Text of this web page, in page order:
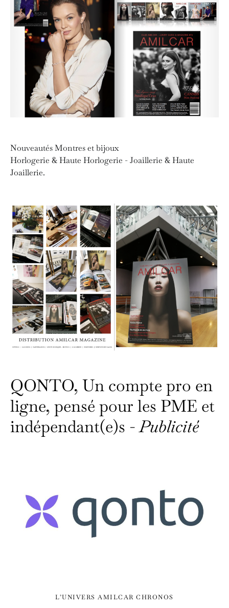
Nouveautés Montres et bijoux
Horlogerie & Haute Horlogerie - Joaillerie & Haute
Joaillerie.
QONTO, Un compte pro en
ligne, pensé pour les PME et
indépendant(e)s -Publicité
L’UNIVERS AMILCAR CHRONOS